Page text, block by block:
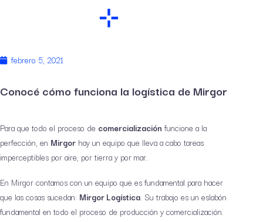
febrero 5, 2021
Conocé cómo funciona la logística de Mirgor
Para que todo el proceso de comercialización funcione a la
perfección, en Mirgor hay un equipo que lleva a cabo tareas
imperceptibles por aire, por tierra y por mar.
En Mirgor contamos con un equipo que es fundamental para hacer
que las cosas sucedan: Mirgor Logística. Su trabajo es un eslabón
fundamental en todo el proceso de producción y comercialización.